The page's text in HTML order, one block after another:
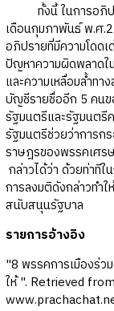
ทั้งนี้ ในการอภิปร
เดือนกุมภาพันธ์ พ.ศ
อภิปรายที่มีความโดด
ปัญหาความผิดพลาดใ
และความเหลื่อมล้ำท
บัญชีรายชื่ออีก 5 คนข
รัฐมนตรีและรัฐมนตรี
รัฐมนตรีช่วยว่าการก
ราษฎรของพรรคเศร
กล่าวได้ว่า ด้วยท่าที
การลงมติดังกล่าวทำ
สนับสนุนรัฐบาล
รายการอ้างอิง
"8 พรรคการเมืองร่ว
ให้ ". Retrieved